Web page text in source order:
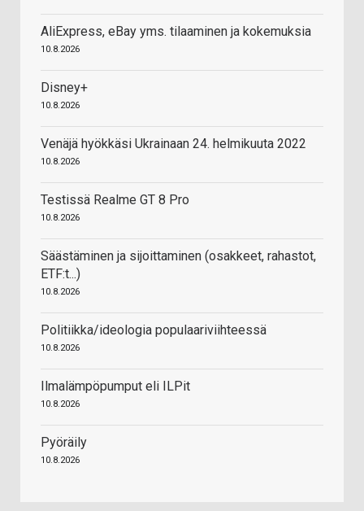
AliExpress, eBay yms. tilaaminen ja kokemuksia
10.8.2026
Disney+
10.8.2026
Venäjä hyökkäsi Ukrainaan 24. helmikuuta 2022
10.8.2026
Testissä Realme GT 8 Pro
10.8.2026
Säästäminen ja sijoittaminen (osakkeet, rahastot,
ETF:t...)
10.8.2026
Politiikka/ideologia populaariviihteessä
10.8.2026
Ilmalämpöpumput eli ILPit
10.8.2026
Pyöräily
10.8.2026